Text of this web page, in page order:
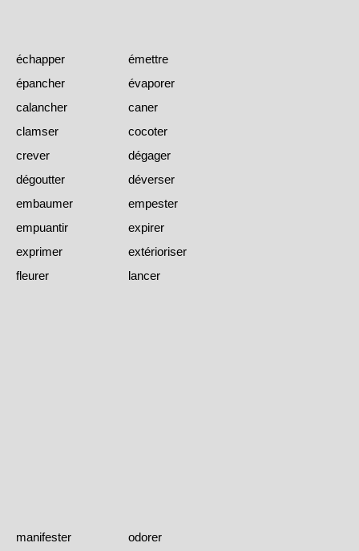
échapper
émettre
épancher
évaporer
calancher
caner
clamser
cocoter
crever
dégager
dégoutter
déverser
embaumer
empester
empuantir
expirer
exprimer
extérioriser
fleurer
lancer
manifester
odorer